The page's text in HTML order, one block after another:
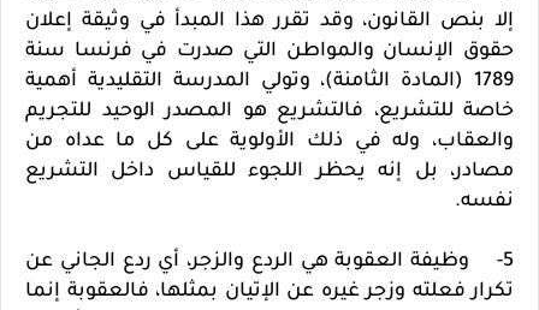
إلا بنص القانون، وقد تقرر هذا المبدأ في وثيقة إعلان
حقوق الإنسان والمواطن التي صدرت في فرنسا سنة
1789 (المادة الثامنة)، وتولي المدرسة التقليدية أهمية
خاصة للتشريع، فالتشريع هو المصدر الوحيد للتجريم
والعقاب، وله في ذلك الأولوية على كل ما عداه من
مصادر، بل إنه يحظر اللجوء للقياس داخل التشريع
نفسه.
5- وظيفة العقوبة هي الردع والزجر، أي ردع الجاني عن
تكرار فعلته وزجر غيره عن الإتيان بمثلها، فالعقوبة إنما